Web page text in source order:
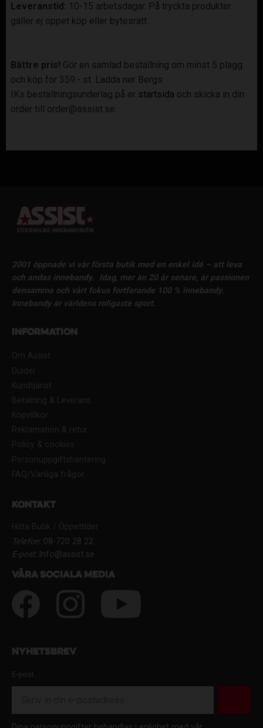
Leveranstid: 10-15 arbetsdagar. På tryckta produkter
gäller ej öppet köp eller bytesrätt.
Bättre pris! Gör en samlad beställning om minst 5 plagg
och köp för 359:- st. Ladda ner Bergs
IKs beställningsunderlag på er startsida och skicka in din
order till order@assist.se.
2001 öppnade vi vår första butik med en enkel idé – att leva
och andas innebandy.
Idag, mer än 20 år senare, är passionen
densamma och vårt fokus fortfarande 100 % innebandy.
Innebandy är världens roligaste sport.
Information
Om Assist
Guider
Kundtjänst
Betalning & Leverans
Köpvillkor
Reklamation & retur
Policy & cookies
Personuppgiftshantering
FAQ/Vanliga frågor
Kontakt
Hitta Butik / Öppettider
Telefon:08-720 28 22
E-post:Info@assist.se
Våra sociala media
Nyhetsbrev
E-post